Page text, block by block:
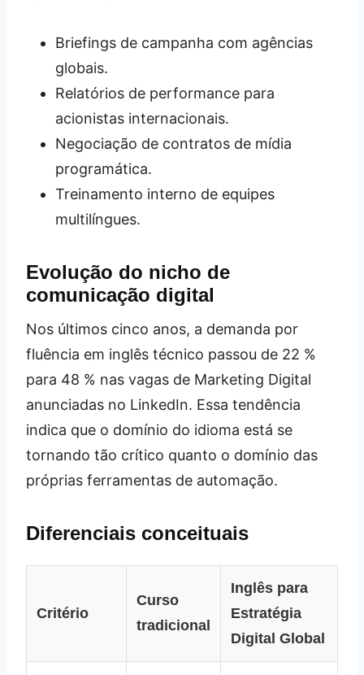
Briefings de campanha com agências
globais.
Relatórios de performance para
acionistas internacionais.
Negociação de contratos de mídia
programática.
Treinamento interno de equipes
multilíngues.
Evolução do nicho de
comunicação digital
Nos últimos cinco anos, a demanda por
fluência em inglês técnico passou de 22 %
para 48 % nas vagas de Marketing Digital
anunciadas no LinkedIn. Essa tendência
indica que o domínio do idioma está se
tornando tão crítico quanto o domínio das
próprias ferramentas de automação.
Diferenciais conceituais
Critério
Curso
tradicional
Inglês para
Estratégia
Digital Global